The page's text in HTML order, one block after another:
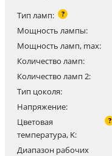
Тип ламп: ?
Мощность лампы:
Мощность ламп, max:
Количество ламп:
Количество ламп 2:
Тип цоколя:
Напряжение:
Цветовая
температура, K:
?
Диапазон рабочих